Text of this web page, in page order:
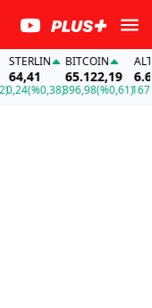
STERLIN
64,41
(%0,38)
BITCOIN
65.122,19
396,98(%0,61)